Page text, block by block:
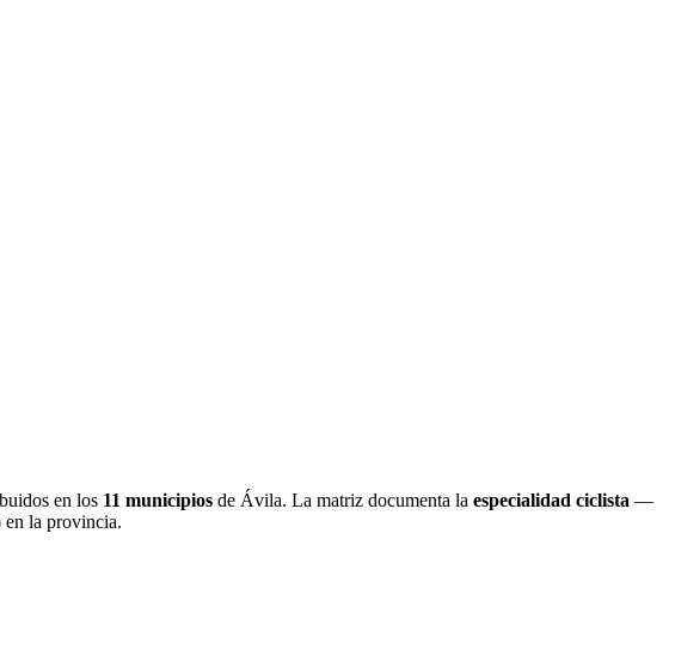
en los 11 municipios de Ávila. La matriz documenta la especialidad ciclista —
la provincia.